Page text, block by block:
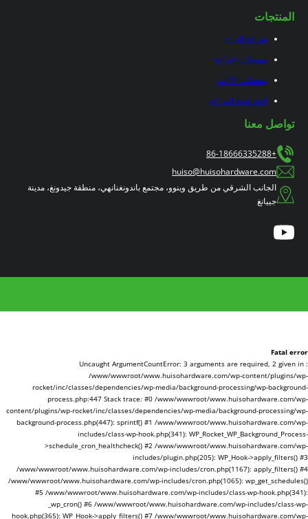
المنتجات
شرائح الدرج
مفصلات الخزانة
مفصلات الأثاث
ادفع لفتح المزالج
تواصل معنا
+86-18666335288
huiso@huisohardware.com
الجانب الشرقي من طريق وينوو، مجتمع باندونغنانهي، منطقة جيدونغ، مدينة
جييانغ
Fatal error
: Uncaught ArgumentCountError: 3 arguments are required, 2 given in
/www/wwwroot/www.huisohardware.com/wp-content/plugins/wp-
rocket/inc/classes/dependencies/wp-media/background-processing/wp-background-
process.php:447 Stack trace: #0 /www/wwwroot/www.huisohardware.com/wp-
content/plugins/wp-rocket/inc/classes/dependencies/wp-media/background-processing/wp-
background-process.php(447): sprintf() #1 /www/wwwroot/www.huisohardware.com/wp-
includes/class-wp-hook.php(341): WP_Rocket_WP_Background_Process-
>schedule_cron_healthcheck() #2 /www/wwwroot/www.huisohardware.com/wp-
includes/plugin.php(205): WP_Hook->apply_filters() #3
/www/wwwroot/www.huisohardware.com/wp-includes/cron.php(1167): apply_filters() #4
/www/wwwroot/www.huisohardware.com/wp-includes/cron.php(1065): wp_get_schedules()
#5 /www/wwwroot/www.huisohardware.com/wp-includes/class-wp-hook.php(341):
_wp_cron() #6 /www/wwwroot/www.huisohardware.com/wp-includes/class-wp-
hook.php(365): WP_Hook->apply_filters() #7 /www/wwwroot/www.huisohardware.com/wp-